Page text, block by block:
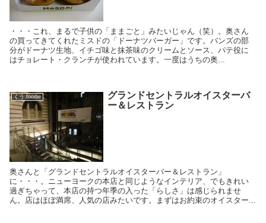
・・・これ、まるで子供の「ままごと」みたいじゃん（笑）。奥さん
の買ってきてくれたミスドの「ドーナツバーガー」です。バンズの部
分がドーナツ生地、イチゴ味と抹茶味のクリームとソース、パテ役に
はチョレート・クランチが使われています。一度はうちの奥...
くう foodie
グランドセントラルオイスターバ
ー＆レストラン
奥さんと「グランドセントラルオイスターバー＆レストラン」
に・・・。ニューヨークの本店と同じようなインテリア、でもきれい
過ぎちゃって、本店の持つ年季の入った「らしさ」は感じられませ
ん。店はほぼ満席、人気の店みたいです。まずはお約束のオイスター...